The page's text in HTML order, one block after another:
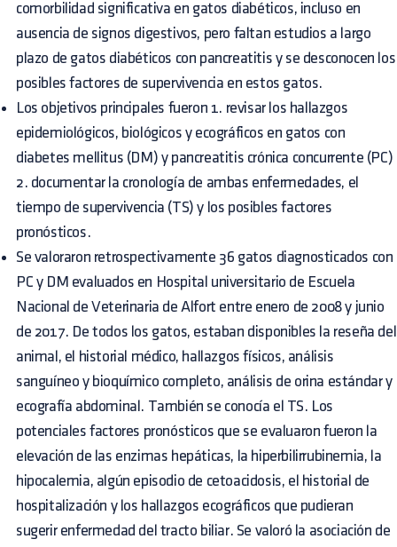
comorbilidad significativa en gatos diabéticos, incluso en
ausencia de signos digestivos, pero faltan estudios a largo
plazo de gatos diabéticos con pancreatitis y se desconocen los
posibles factores de supervivencia en estos gatos.
Los objetivos principales fueron 1. revisar los hallazgos
epidemiológicos, biológicos y ecográficos en gatos con
diabetes mellitus (DM) y pancreatitis crónica concurrente (PC)
2. documentar la cronología de ambas enfermedades, el
tiempo de supervivencia (TS) y los posibles factores
pronósticos.
Se valoraron retrospectivamente 36 gatos diagnosticados con
PC y DM evaluados en Hospital universitario de Escuela
Nacional de Veterinaria de Alfort entre enero de 2008 y junio
de 2017. De todos los gatos, estaban disponibles la reseña del
animal, el historial médico, hallazgos físicos, análisis
sanguíneo y bioquímico completo, análisis de orina estándar y
ecografía abdominal. También se conocía el TS. Los
potenciales factores pronósticos que se evaluaron fueron la
elevación de las enzimas hepáticas, la hiperbilirrubinemia, la
hipocalemia, algún episodio de cetoacidosis, el historial de
hospitalización y los hallazgos ecográficos que pudieran
sugerir enfermedad del tracto biliar. Se valoró la asociación de